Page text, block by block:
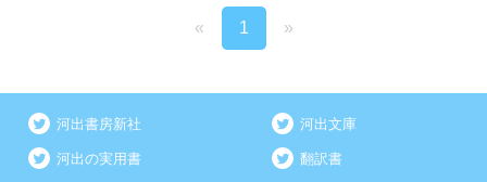
« 1 »
河出書房新社 河出文庫
河出の実用書 翻訳書